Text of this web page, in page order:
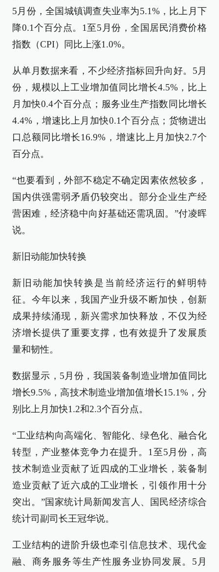
5月份，全国城镇调查失业率为5.1%，比上月下
降0.1个百分点。1至5月份，全国居民消费价格
指数（CPI）同比上涨1.0%。
从单月数据来看，不少经济指标回升向好。5月
份，规模以上工业增加值同比增长4.5%，比上
月加快0.4个百分点；服务业生产指数同比增长
4.4%，增速比上月加快0.1个百分点；货物进出
口总额同比增长16.9%，增速比上月加快2.7个
百分点。
“也要看到，外部不稳定不确定因素依然较多，
国内供强需弱矛盾仍较突出。部分企业生产经
营困难，经济稳中向好基础还需巩固。”付凌晖
说。
新旧动能加快转换
新旧动能加快转换是当前经济运行的鲜明特
征。今年以来，我国产业升级不断加快，创新
成果持续涌现，新兴需求加快释放，不仅为经
济增长提供了重要支撑，也有效提升了发展质
量和韧性。
数据显示，5月份，我国装备制造业增加值同比
增长9.5%，高技术制造业增加值增长15.1%，分
别比上月加快1.2和2.3个百分点。
“工业结构向高端化、智能化、绿色化、融合化
转型，产业整体竞争力在提升。1至5月份，高
技术制造业贡献了近四成的工业增长，装备制
造业贡献了近六成的工业增长，引领作用十分
突出。”国家统计局新闻发言人、国民经济综合
统计司副司长王冠华说。
工业结构的进阶升级也牵引信息技术、现代金
融、商务服务等生产性服务业协同发展。5月